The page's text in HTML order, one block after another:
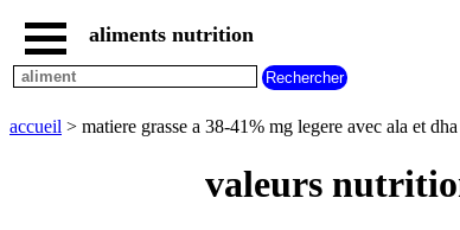
accueil
tous
aliments
aliments nutrition
accueil > matiere grasse a 38-41% mg legere avec ala et dha
valeurs